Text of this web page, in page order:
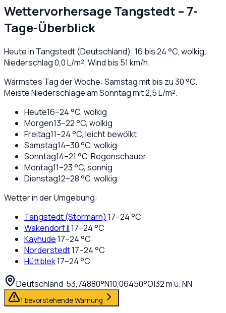
WettervorhersageTangstedt – 7-
Tage-Überblick
Heute in Tangstedt(Deutschland): 16 bis24°C, wolkig.
Niederschlag0,0L/m², Wind bis 51 km/h.
Wärmstes Tag der Woche: Samstag mit bis zu 30 °C.
Meiste Niederschläge am Sonntag mit 2,5 L/m².
Heute16–24°C, wolkig
Morgen13–22°C, wolkig
Freitag11–24°C, leicht bewölkt
Samstag14–30°C, wolkig
Sonntag14–21 °C, Regenschauer
Montag11–23°C, sonnig
Dienstag12–28°C, wolkig
Wetter in der Umgebung:
Tangstedt (Stormarn) 17–24°C
Wakendorf II17–24°C
Kayhude17–24°C
Norderstedt17–24°C
Hüttblek17–24°C
Deutschland··53,74880°N10,06450°O|32m ü. NN
1 bevorstehende Warnung